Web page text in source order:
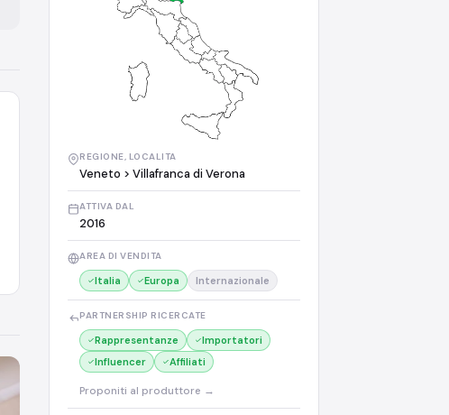
REGIONE, LOCALITA
Veneto > Villafranca di Verona
ATTIVA DAL
2016
AREA DI VENDITA
Italia Europa Internazionale
PARTNERSHIP RICERCATE
Rappresentanze
Importatori
Influencer
Affiliati
Proponiti al produttore →